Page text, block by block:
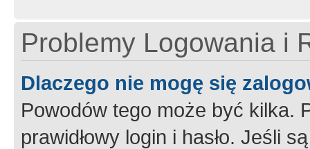
Problemy Logowania i
Dlaczego nie mogę się
Powodów tego może być kilka.
prawidłowy login i hasło. Jeśli